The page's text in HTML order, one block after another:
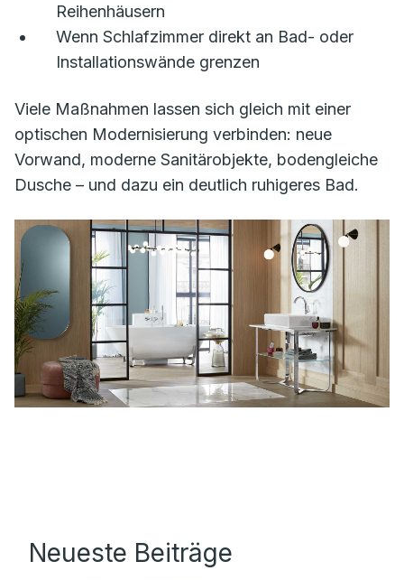
Reihenhäusern
Wenn Schlafzimmer direkt an Bad- oder
Installationswände grenzen
Viele Maßnahmen lassen sich gleich mit einer
optischen Modernisierung verbinden: neue
Vorwand, moderne Sanitärobjekte, bodengleiche
Dusche – und dazu ein deutlich ruhigeres Bad.
Neueste Beiträge